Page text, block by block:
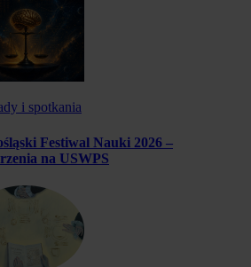
i spotkania
Festiwal Nauki 2026 –
na USWPS